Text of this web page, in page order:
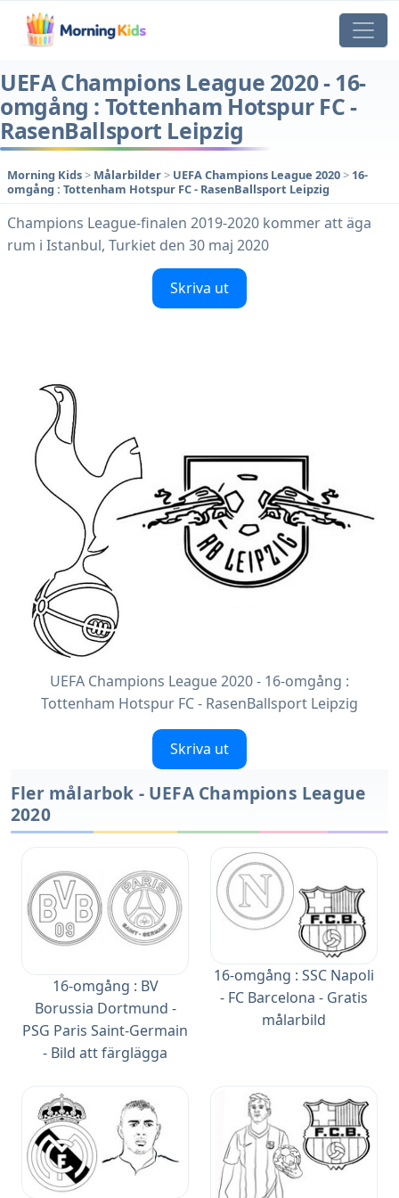
UEFA Champions League 2020 - 16-
omgång : Tottenham Hotspur FC -
RasenBallsport Leipzig
Morning Kids> Målarbilder> UEFA Champions League 2020> 16-
omgång : Tottenham Hotspur FC - RasenBallsport Leipzig
Champions League-finalen 2019-2020 kommer att äga
rum i Istanbul, Turkiet den 30 maj 2020
Skriva ut
UEFA Champions League 2020 - 16-omgång :
Tottenham Hotspur FC - RasenBallsport Leipzig
Skriva ut
Fler målarbok - UEFA Champions League
2020
16-omgång : BV
Borussia Dortmund -
PSG Paris Saint-Germain
- Bild att färglägga
16-omgång : SSC Napoli
- FC Barcelona - Gratis
målarbild